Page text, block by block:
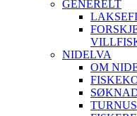
GENERELT
NIDELVA
OM